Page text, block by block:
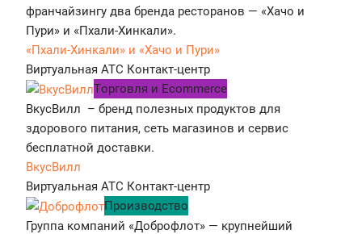
франчайзингу два бренда ресторанов — «Хачо и
Пури» и «Пхали-Хинкали».
«Пхали-Хинкали» и «Хачо и Пури»
Виртуальная АТС Контакт-центр
Tорговля и Ecommerce
ВкусВилл – бренд полезных продуктов для
здорового питания, сеть магазинов и сервис
бесплатной доставки.
ВкусВилл
Виртуальная АТС Контакт-центр
Производство
Группа компаний «Доброфлот» — крупнейший